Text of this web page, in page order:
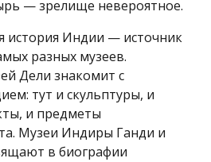
— зрелище невероятное.
история Индии — источник
разных музеев.
Дели знакомит с
тут и скульптуры, и
и предметы
Музеи Индиры Ганди и
в биографии